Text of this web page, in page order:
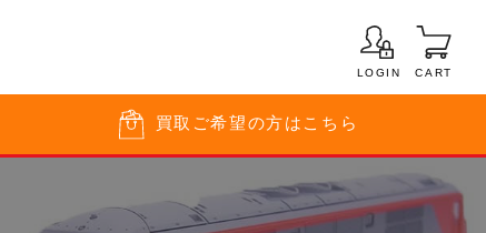
LOGIN CART
買取 ご希望の方はこちら